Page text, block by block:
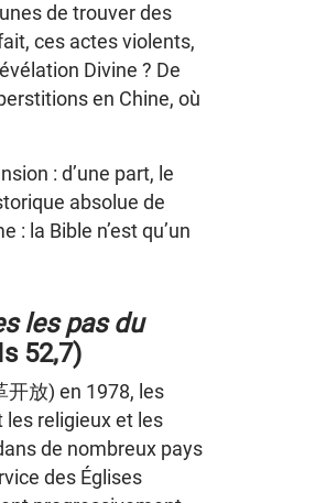
de trouver des
ces actes violents,
Divine ? De
en Chine, où
: d’une part, le
absolue de
: la Bible n’est qu’un
les pas du
52,7)
开放) en 1978, les
les religieux et les
de nombreux pays
des Églises